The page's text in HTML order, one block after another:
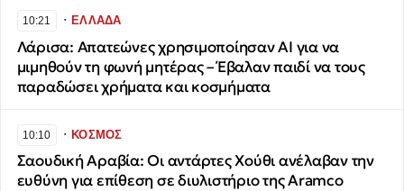
10:21 ∙ΕΛΛΑΔΑ
Λάρισα: Απατεώνες χρησιμοποίησαν AI για να
μιμηθούν τη φωνή μητέρας – Έβαλαν παιδί να τους
παραδώσει χρήματα και κοσμήματα
10:10 ∙ΚΟΣΜΟΣ
Σαουδική Αραβία: Οι αντάρτες Χούθι ανέλαβαν την
ευθύνη για επίθεση σε διυλιστήριο της Aramco